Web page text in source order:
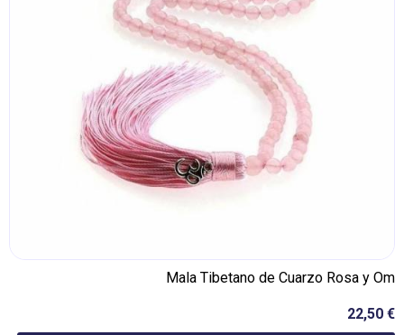
Mala Tibetano de Cuarzo Rosa y Om
22,50 €